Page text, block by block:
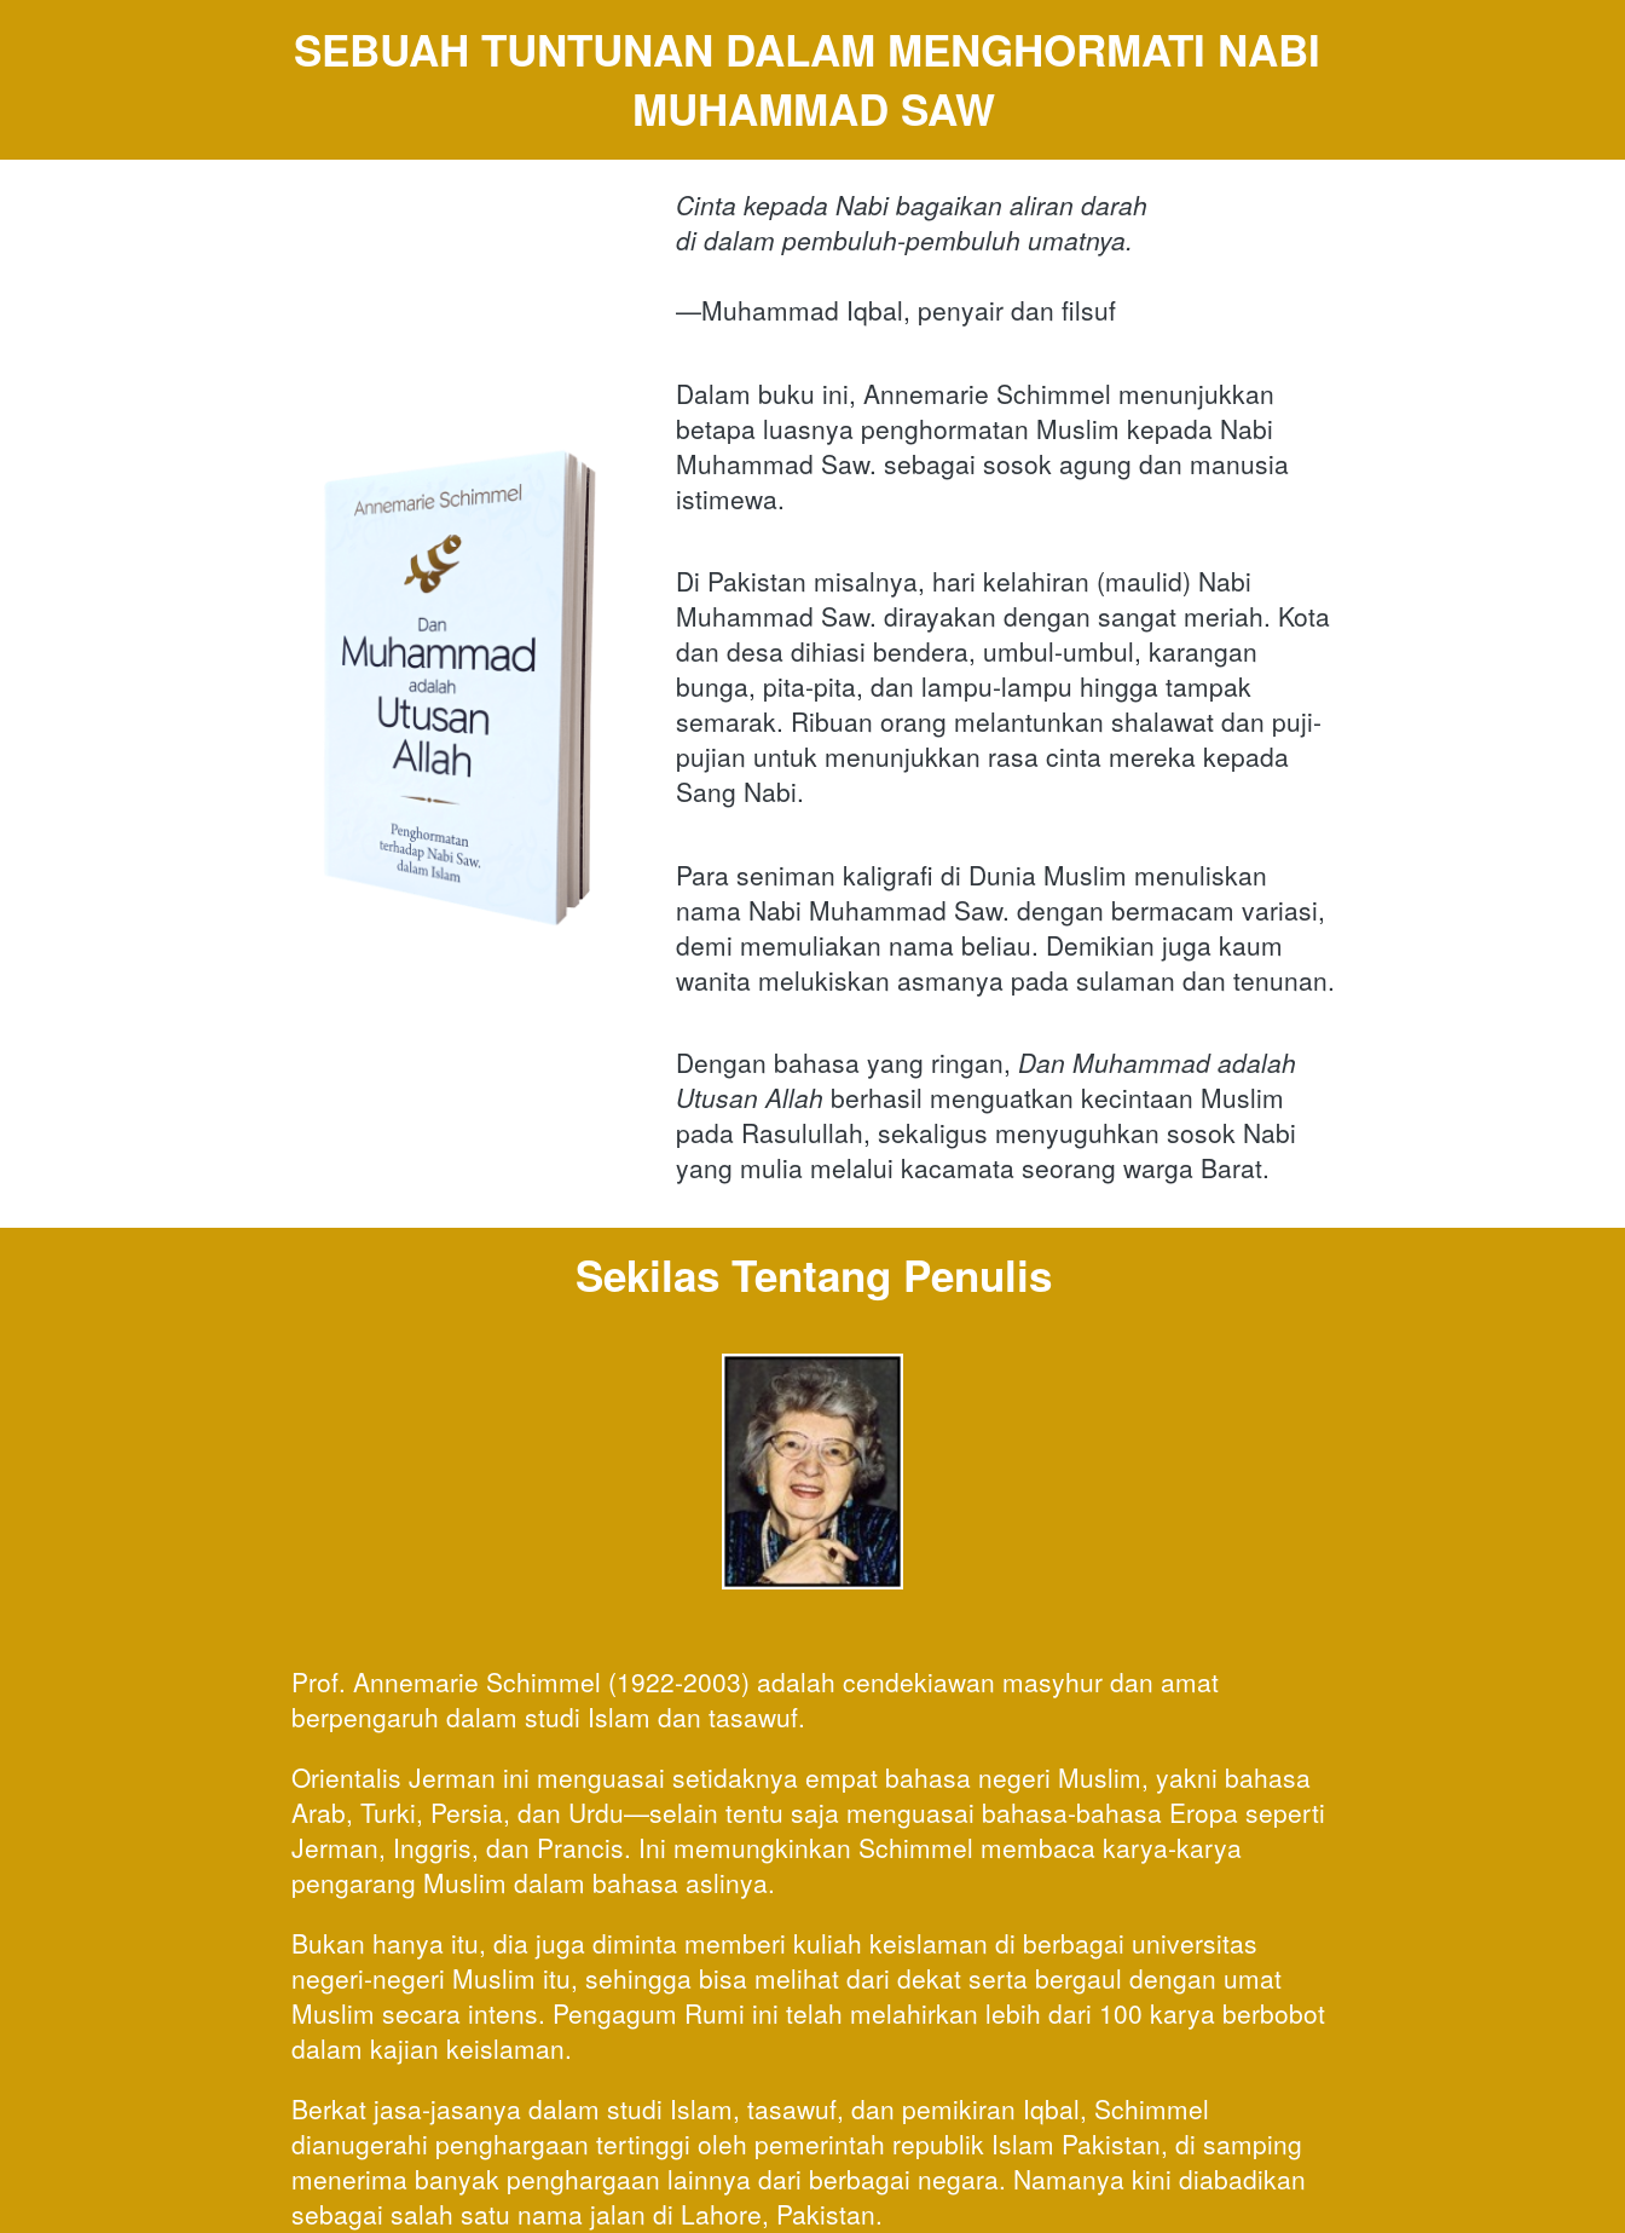
SEBUAH TUNTUNAN DALAM MENGHORMATI NABI
MUHAMMAD SAW
Cinta kepada Nabi bagaikan aliran darah
di dalam pembuluh-pembuluh umatnya.
—Muhammad Iqbal, penyair dan filsuf
Dalam buku ini, Annemarie Schimmel menunjukkan
betapa luasnya penghormatan Muslim kepada Nabi
Muhammad Saw. sebagai sosok agung dan manusia
istimewa.
Di Pakistan misalnya, hari kelahiran (maulid) Nabi
Muhammad Saw. dirayakan dengan sangat meriah. Kota
dan desa dihiasi bendera, umbul-umbul, karangan
bunga, pita-pita, dan lampu-lampu hingga tampak
semarak. Ribuan orang melantunkan shalawat dan puji-
pujian untuk menunjukkan rasa cinta mereka kepada
Sang Nabi.
Para seniman kaligrafi di Dunia Muslim menuliskan
nama Nabi Muhammad Saw. dengan bermacam variasi,
demi memuliakan nama beliau. Demikian juga kaum
wanita melukiskan asmanya pada sulaman dan tenunan.
Dengan bahasa yang ringan, Dan Muhammad adalah
Utusan Allah berhasil menguatkan kecintaan Muslim
pada Rasulullah, sekaligus menyuguhkan sosok Nabi
yang mulia melalui kacamata seorang warga Barat.
Sekilas Tentang Penulis
Prof. Annemarie Schimmel (1922-2003) adalah cendekiawan masyhur dan amat
berpengaruh dalam studi Islam dan tasawuf.
Orientalis Jerman ini menguasai setidaknya empat bahasa negeri Muslim, yakni bahasa
Arab, Turki, Persia, dan Urdu—selain tentu saja menguasai bahasa-bahasa Eropa seperti
Jerman, Inggris, dan Prancis. Ini memungkinkan Schimmel membaca karya-karya
pengarang Muslim dalam bahasa aslinya.
Bukan hanya itu, dia juga diminta memberi kuliah keislaman di berbagai universitas
negeri-negeri Muslim itu, sehingga bisa melihat dari dekat serta bergaul dengan umat
Muslim secara intens. Pengagum Rumi ini telah melahirkan lebih dari 100 karya berbobot
dalam kajian keislaman.
Berkat jasa-jasanya dalam studi Islam, tasawuf, dan pemikiran Iqbal, Schimmel
dianugerahi penghargaan tertinggi oleh pemerintah republik Islam Pakistan, di samping
menerima banyak penghargaan lainnya dari berbagai negara. Namanya kini diabadikan
sebagai salah satu nama jalan di Lahore, Pakistan.